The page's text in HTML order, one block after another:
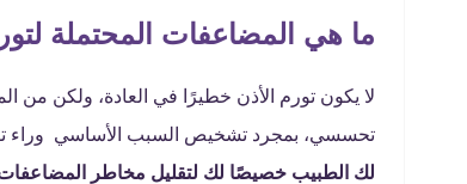
ما هي المضاعفات المحتملة
لا يكون تورم الأذن خطيرًا في العادة، ولكن من
تحسسي، بمجرد تشخيص السبب الأساسي وراء
لك الطبيب خصيصًا لك لتقليل مخاطر المضاعفات